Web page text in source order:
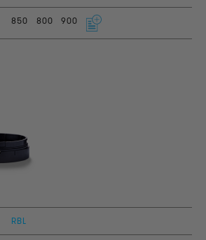
850 800 900
RBL